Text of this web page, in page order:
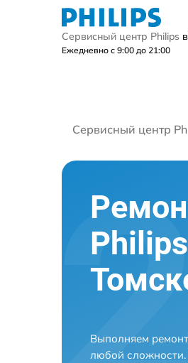
Сервисный центр Philips
Ежедневно с 9:00 до 21:00
Сервисный центр
Выполняем
любой сложности.